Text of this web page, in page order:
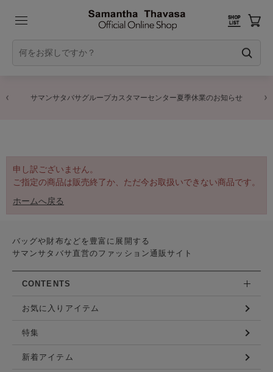
サマンサタバサグループカスタマーセンター夏季休業のお知らせ
申し訳ございません。
ご指定の商品は販売終了か、ただ今お取扱いできない商品です。
ホームへ戻る
バッグや財布などを豊富に展開する
サマンサタバサ直営のファッション通販サイト
CONTENTS
お気に入りアイテム
特集
新着アイテム